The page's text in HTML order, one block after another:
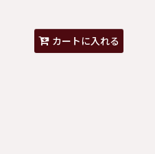
カートに入れる